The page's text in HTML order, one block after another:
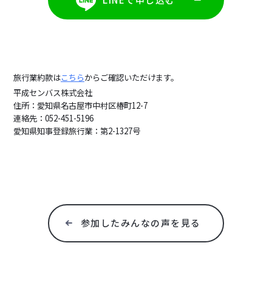
旅行業約款はこちらからご確認いただけます。
平成センバス株式会社
住所：愛知県名古屋市中村区椿町12-7
連絡先：052-451-5196
愛知県知事登録旅行業：第2-1327号
参加したみんなの声を見る